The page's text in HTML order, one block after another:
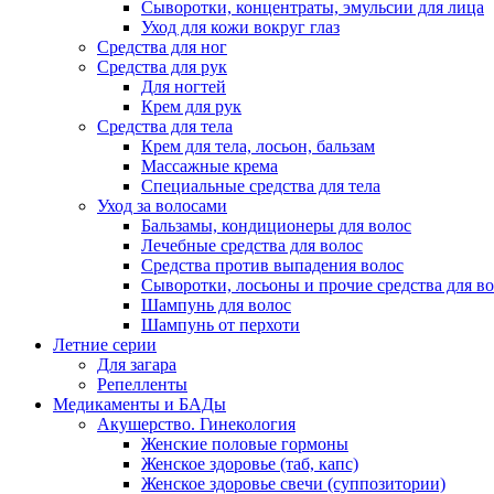
Сыворотки, концентраты, эмульсии для лица
Уход для кожи вокруг глаз
Средства для ног
Средства для рук
Для ногтей
Крем для рук
Средства для тела
Крем для тела, лосьон, бальзам
Массажные крема
Специальные средства для тела
Уход за волосами
Бальзамы, кондиционеры для волос
Лечебные средства для волос
Средства против выпадения волос
Сыворотки, лосьоны и прочие средства для
Шампунь для волос
Шампунь от перхоти
Летние серии
Для загара
Репелленты
Медикаменты и БАДы
Акушерство. Гинекология
Женские половые гормоны
Женское здоровье (таб, капс)
Женское здоровье свечи (суппозитории)